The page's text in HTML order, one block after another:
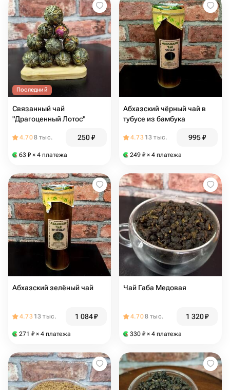
Последний
Связанный чай
"Драгоценный Лотос"
4.708 тыс. 250₽
63 ₽ × 4 платежа
Абхазский чёрный чай в
тубусе из бамбука
4.73 13 тыс. 995₽
249 ₽ × 4 платежа
Абхазский зелёный чай
4.73 13 тыс. 1 084₽
271 ₽ × 4 платежа
Чай Габа Медовая
4.708 тыс. 1 320₽
330 ₽ × 4 платежа